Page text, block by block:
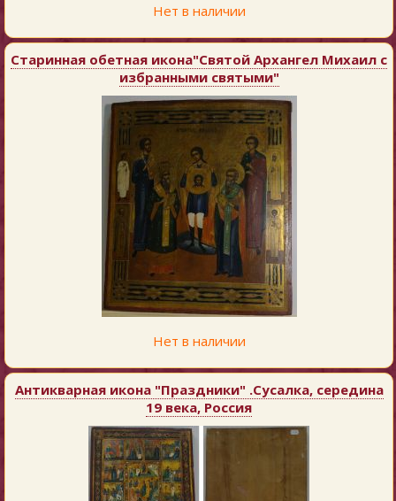
Нет в наличии
Старинная обетная икона"Святой Архангел Михаил с
избранными святыми"
Нет в наличии
Антикварная икона "Праздники" .Сусалка, середина
19 века, Россия